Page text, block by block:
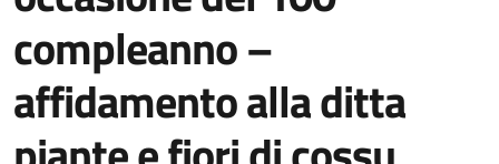
compleanno –
affidamento alla ditta